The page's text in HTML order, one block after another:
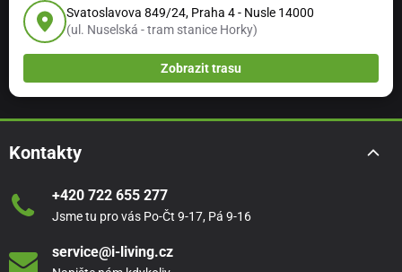
Svatoslavova 849/24, Praha 4 - Nusle 14000
(ul. Nuselská - tram stanice Horky)
Zobrazit trasu
Kontakty
+420 722 655 277
Jsme tu pro vás Po-Čt 9-17, Pá 9-16
service@i-living.cz